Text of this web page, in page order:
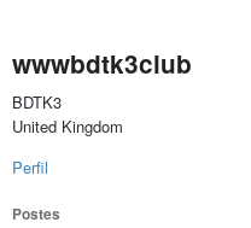
wwwbdtk3club
BDTK3
United Kingdom
Perfil
Postes